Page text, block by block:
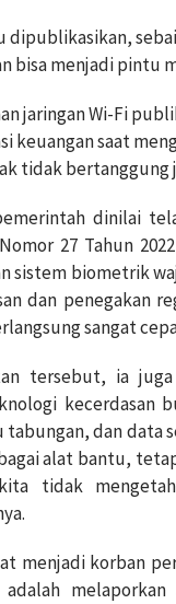
bisa menjadi pintu
jaringan Wi-Fi
keuangan saat
tidak bertanggung
dinilai
27 Tahun
sistem biometrik
dan penegakan
sangat
tersebut, ia
kecerdasan
tabungan, dan data
alat bantu,
tidak
menjadi korban